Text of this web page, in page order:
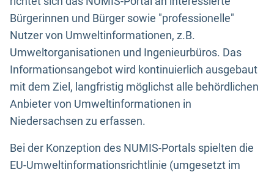
Bürgerinnen und Bürger sowie "professionelle"
Nutzer von Umweltinformationen, z.B.
Umweltorganisationen und Ingenieurbüros. Das
Informationsangebot wird kontinuierlich ausgebaut
mit dem Ziel, langfristig möglichst alle behördlichen
Anbieter von Umweltinformationen in
Niedersachsen zu erfassen.
Bei der Konzeption des NUMIS-Portals spielten die
EU-Umweltinformationsrichtlinie (umgesetzt im